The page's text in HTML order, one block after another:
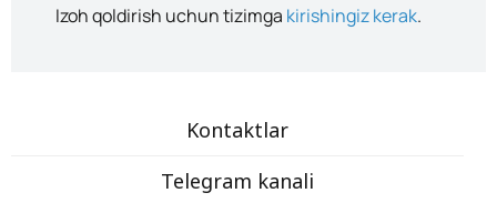
Izoh qoldirish uchun tizimga kirishingiz kerak.
Kontaktlar
Telegram kanali